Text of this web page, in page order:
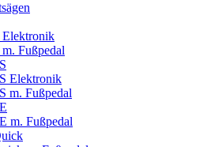
Fußpedal
Elektronik
m. Fußpedal
m. Fußpedal